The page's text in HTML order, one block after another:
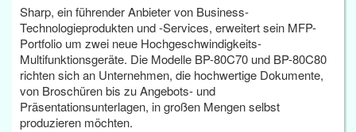
Sharp, ein führender Anbieter von Business-
Technologieprodukten und -Services, erweitert sein MFP-
Portfolio um zwei neue Hochgeschwindigkeits-
Multifunktionsgeräte. Die Modelle BP-80C70 und BP-80C80
richten sich an Unternehmen, die hochwertige Dokumente,
von Broschüren bis zu Angebots- und
Präsentationsunterlagen, in großen Mengen selbst
produzieren möchten.